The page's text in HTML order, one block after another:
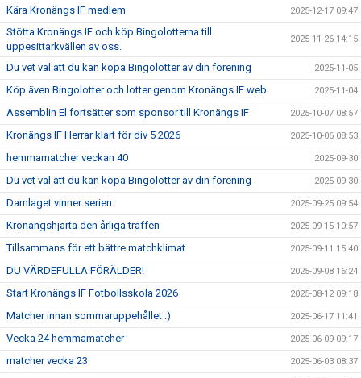
Kära Kronängs IF medlem 2025-12-17 09:47
Stötta Kronängs IF och köp Bingolotterna till
uppesittarkvällen av oss.
2025-11-26 14:15
Du vet väl att du kan köpa Bingolotter av din förening 2025-11-05
Köp även Bingolotter och lotter genom Kronängs IF web 2025-11-04
Assemblin El fortsätter som sponsor till Kronängs IF 2025-10-07 08:57
Kronängs IF Herrar klart för div 5 2026 2025-10-06 08:53
hemmamatcher veckan 40 2025-09-30
Du vet väl att du kan köpa Bingolotter av din förening 2025-09-30
Damlaget vinner serien. 2025-09-25 09:54
Kronängshjärta den årliga träffen 2025-09-15 10:57
Tillsammans för ett bättre matchklimat 2025-09-11 15:40
DU VÄRDEFULLA FÖRÄLDER! 2025-09-08 16:24
Start Kronängs IF Fotbollsskola 2026 2025-08-12 09:18
Matcher innan sommaruppehållet :) 2025-06-17 11:41
Vecka 24 hemmamatcher 2025-06-09 09:17
matcher vecka 23 2025-06-03 08:37